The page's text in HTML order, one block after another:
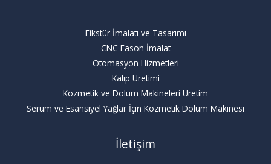
Fikstür İmalatı ve Tasarımı
CNC Fason İmalat
Otomasyon Hizmetleri
Kalıp Üretimi
Kozmetik ve Dolum Makineleri Üretim
Serum ve Esansiyel Yağlar İçin Kozmetik Dolum Makinesi
İletişim